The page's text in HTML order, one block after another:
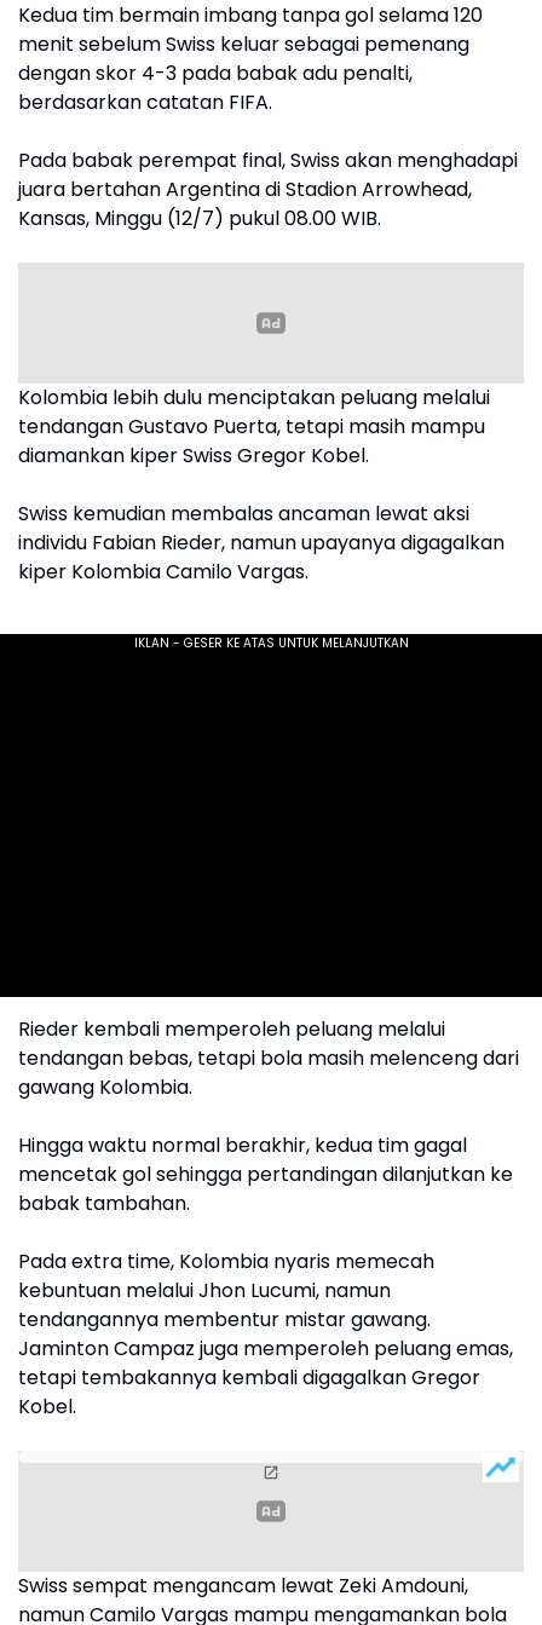
Kedua tim bermain imbang tanpa gol selama 120
menit sebelum Swiss keluar sebagai pemenang
dengan skor 4-3 pada babak adu penalti,
berdasarkan catatan FIFA.
Pada babak perempat final, Swiss akan menghadapi
juara bertahan Argentina di Stadion Arrowhead,
Kansas, Minggu (12/7) pukul 08.00 WIB.
Kolombia lebih dulu menciptakan peluang melalui
tendangan Gustavo Puerta, tetapi masih mampu
diamankan kiper Swiss Gregor Kobel.
Swiss kemudian membalas ancaman lewat aksi
individu Fabian Rieder, namun upayanya digagalkan
kiper Kolombia Camilo Vargas.
Rieder kembali memperoleh peluang melalui
tendangan bebas, tetapi bola masih melenceng dari
gawang Kolombia.
Hingga waktu normal berakhir, kedua tim gagal
mencetak gol sehingga pertandingan dilanjutkan ke
babak tambahan.
Pada extra time, Kolombia nyaris memecah
kebuntuan melalui Jhon Lucumi, namun
tendangannya membentur mistar gawang.
Jaminton Campaz juga memperoleh peluang emas,
tetapi tembakannya kembali digagalkan Gregor
Kobel.
Swiss sempat mengancam lewat Zeki Amdouni,
namun Camilo Vargas mampu mengamankan bola